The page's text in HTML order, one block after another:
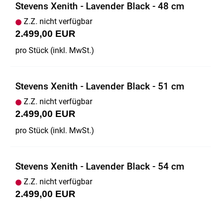
Stevens Xenith - Lavender Black - 48 cm
Z.Z. nicht verfügbar
2.499,00 EUR
pro Stück (inkl. MwSt.)
Stevens Xenith - Lavender Black - 51 cm
Z.Z. nicht verfügbar
2.499,00 EUR
pro Stück (inkl. MwSt.)
Stevens Xenith - Lavender Black - 54 cm
Z.Z. nicht verfügbar
2.499,00 EUR